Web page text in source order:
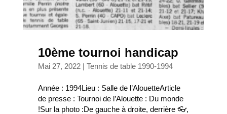
10ème tournoi handicap
Mai 27, 2022| Tennis de table 1990-1994
Année : 1994Lieu : Salle de l’AlouetteArticle
de presse : Tournoi de l’Alouette : Du monde
!Sur la photo :De gauche à droite, derrière 👓,